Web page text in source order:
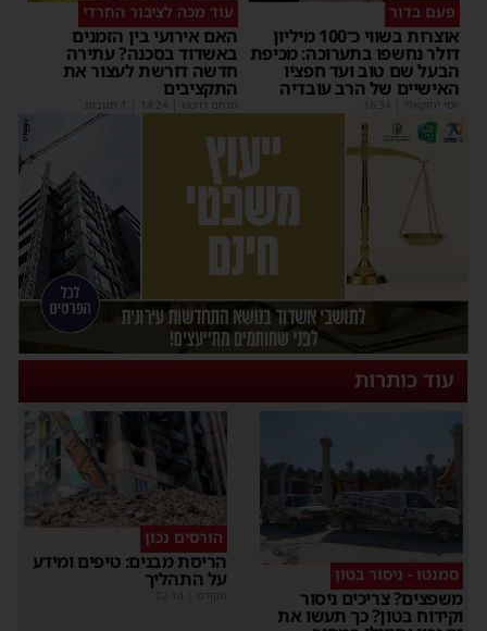
פעם בדור
אוצרות בשווי כ־100 מיליון
דולר נחשפו בתערוכה: מכיפת
הבעל שם טוב ועד חפציו
האישיים של הרב עובדיה
יוסי יחזקאלי 16:34
עוד מכה לציבור החרדי
האם אירועי בין הזמנים
באשדוד בסכנה? עתירה
חדשה דורשת לעצור את
התקציבים
מנחם דויטש 14:24
עוד כותרות
סמנטו - ניסור בטון
משפצים? צריכים ניסור
וקידוח בטון? כך תעשו את
הורסים נכון
הריסת מבנים: טיפים ומידע
על התהליך
מקודם